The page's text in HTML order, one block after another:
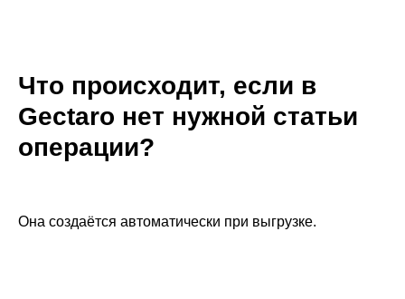
Что происходит, если в
Gectaro нет нужной статьи
операции?
Она создаётся автоматически при выгрузке.